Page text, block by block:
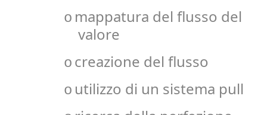
o mappatura del flusso del
valore
o creazione del flusso
o utilizzo di un sistema pull